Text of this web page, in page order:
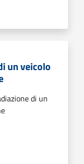
un veicolo
di un